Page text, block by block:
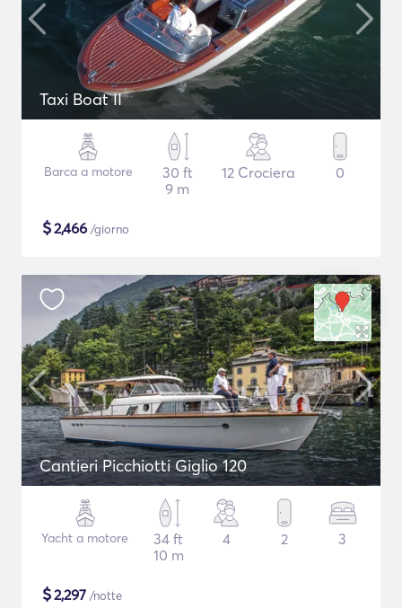
Taxi Boat II
Barca a motore
30 ft
9 m
12 Crociera 0
$2,466 /giorno
Cantieri Picchiotti Giglio 120
Yacht a motore
34 ft
10 m
4 2 3
$2,297 /notte